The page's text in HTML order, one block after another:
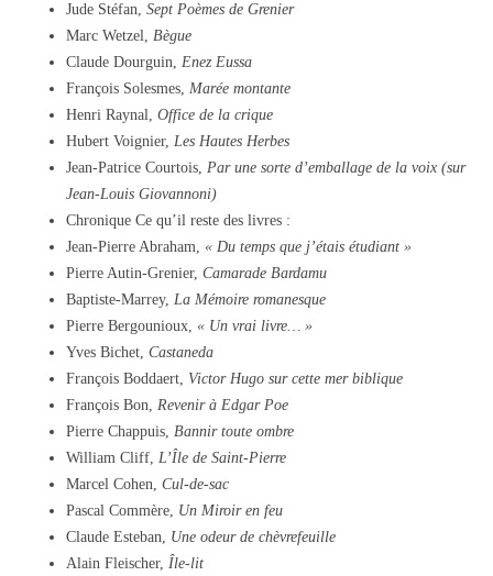
Jude Stéfan, Sept Poèmes de Grenier
Marc Wetzel, Bègue
Claude Dourguin, Enez Eussa
François Solesmes, Marée montante
Henri Raynal, Office de la crique
Hubert Voignier, Les Hautes Herbes
Jean-Patrice Courtois, Par une sorte d’emballage de la voix (sur
Jean-Louis Giovannoni)
Chronique Ce qu’il reste des livres :
Jean-Pierre Abraham, « Du temps que j’étais étudiant »
Pierre Autin-Grenier, Camarade Bardamu
Baptiste-Marrey, La Mémoire romanesque
Pierre Bergounioux, « Un vrai livre… »
Yves Bichet, Castaneda
François Boddaert, Victor Hugo sur cette mer biblique
François Bon, Revenir à Edgar Poe
Pierre Chappuis, Bannir toute ombre
William Cliff, L’Île de Saint-Pierre
Marcel Cohen, Cul-de-sac
Pascal Commère, Un Miroir en feu
Claude Esteban, Une odeur de chèvrefeuille
Alain Fleischer, Île-lit